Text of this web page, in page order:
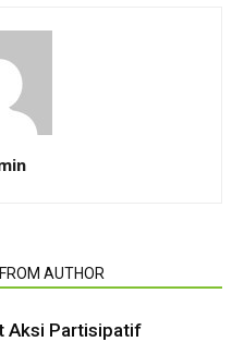
AUTHOR
Aksi Partisipatif